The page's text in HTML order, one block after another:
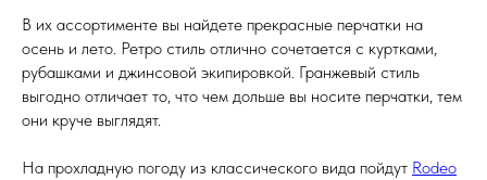
В их ассортименте вы найдете прекрасные перчатки на
осень и лето. Ретро стиль отлично сочетается с куртками,
рубашками и джинсовой экипировкой. Гранжевый стиль
выгодно отличает то, что чем дольше вы носите перчатки, тем
они круче выглядят.
На прохладную погоду из классического вида пойдут Rodeo